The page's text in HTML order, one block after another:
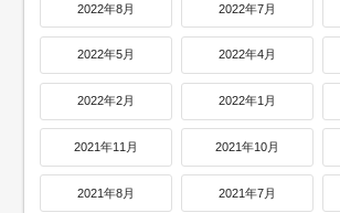
2022年8月 2022年7月
2022年5月 2022年4月
2022年2月 2022年1月
2021年11月 2021年10月
2021年8月 2021年7月